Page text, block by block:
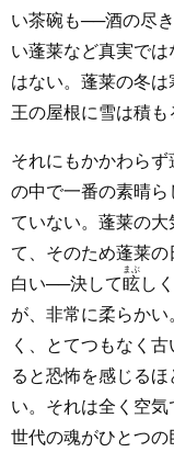
い茶碗も──酒の尽
い蓬莱など真実で
はない。蓬莱の冬
王の屋根に雪は積も
それにもかかわら
の中で一番の素晴
ていない。蓬莱の
て、そのため蓬莱の
白い──決して眩
まぶ
し
が、非常に柔らか
く、とてつもなく
ると恐怖を感じる
い。それは全く空
世代の魂がひとつ